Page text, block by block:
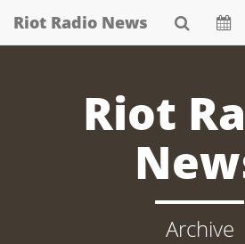
SkipRiot Radio News
Riot
Archive